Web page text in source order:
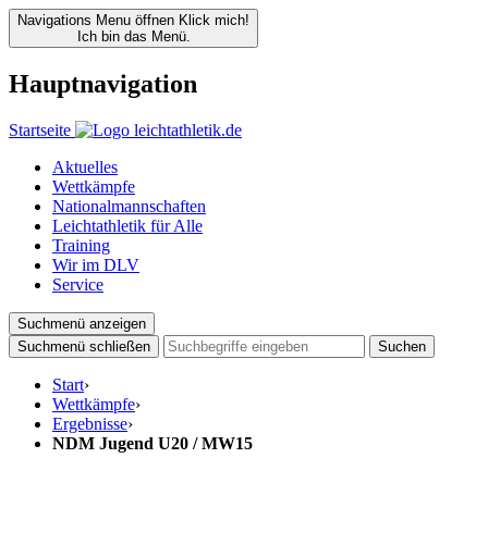
Navigations Menu öffnen Klick mich!
Ich bin das Menü.
Hauptnavigation
Startseite
Aktuelles
Wettkämpfe
Nationalmannschaften
Leichtathletik für Alle
Training
Wir im DLV
Service
Suchmenü anzeigen
Suchmenü schließen
Suchen
Start›
Wettkämpfe›
Ergebnisse›
NDM Jugend U20 / MW15